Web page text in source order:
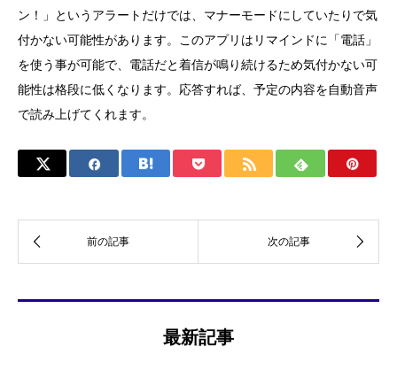
ン！」というアラートだけでは、マナーモードにしていたりで気
付かない可能性があります。このアプリはリマインドに「電話」
を使う事が可能で、電話だと着信が鳴り続けるため気付かない可
能性は格段に低くなります。応答すれば、予定の内容を自動音声
で読み上げてくれます。
最新記事